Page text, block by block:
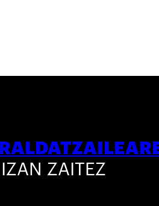
IZAN ZAITEZ